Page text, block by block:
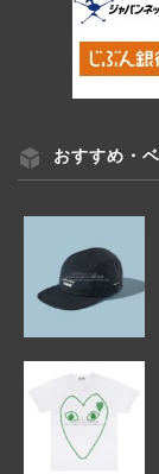
おすすめ・